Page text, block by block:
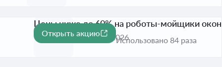
-60%
Цены ниже до 60% на роботы-мойщики окон
Активна до 31 авг. 2026
Открыть акцию
Использовано 84 раза